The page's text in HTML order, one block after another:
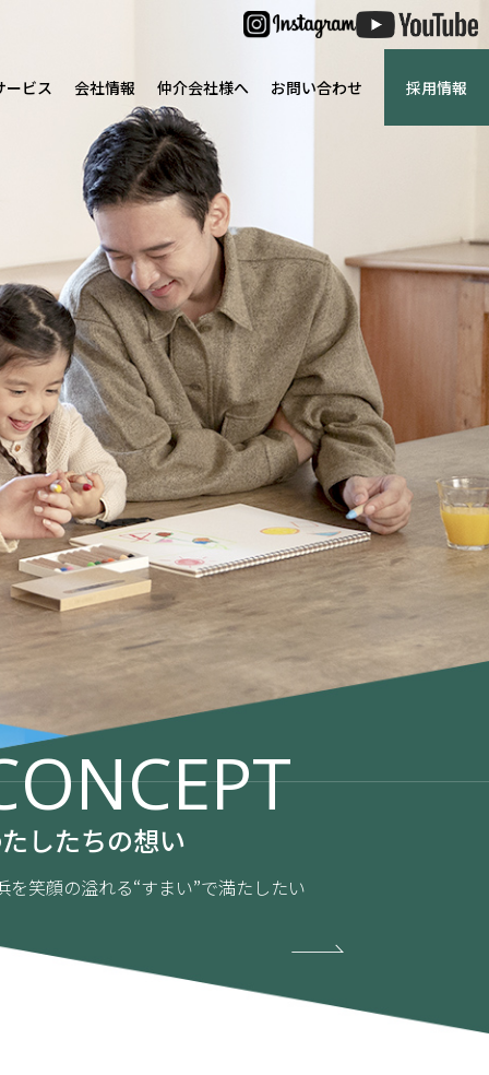
ービス 会社情報 仲介会社様へ お問い合わせ 採用情報
したちの想い
を笑顔の溢れる“すまい”で満たしたい